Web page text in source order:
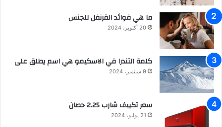
ما هي فوائد القرنفل للجنس
20 أكتوبر، 2024
كلمة التندرا في الاسكيمو هي اسم يطلق على
9 سبتمبر، 2024
سعر تكييف شارب 2.25 حصان
21 يوليو، 2024